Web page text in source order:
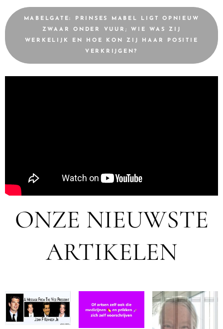
MABELGATE: PRINSES MABEL LIGT OPNIEUW
ZWAAR ONDER VUUR; WIE WAS ZIJ
WERKELIJK EN HOE KON ZIJ HAAR POSITIE
VERKRIJGEN?
ONZE NIEUWSTE
ARTIKELEN